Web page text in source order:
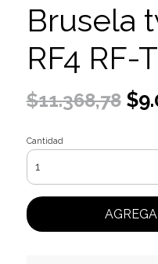
Brusela
RF4 RF-
$11.368,78
Cantidad